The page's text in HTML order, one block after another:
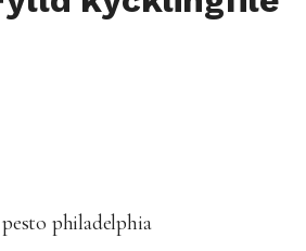
philadelphia